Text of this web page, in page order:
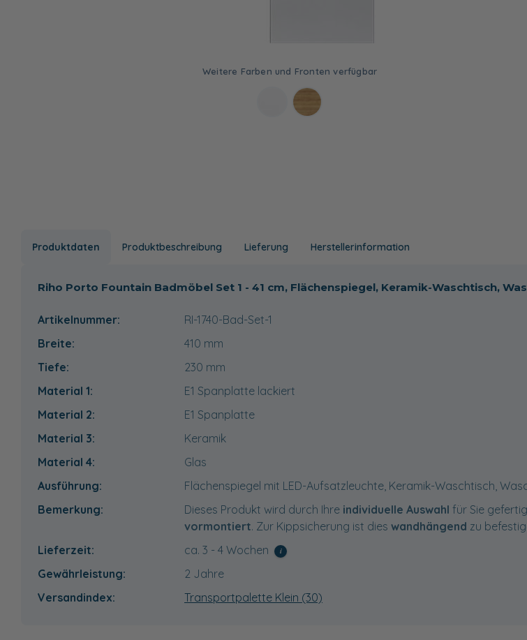
Produktdaten Produktbeschreibung Lieferung Herstellerinformation
Riho Porto Fountain Badmöbel Set 1 - 41 cm, Flächenspiegel, Keramik-Waschtisch,
Artikelnummer:
RI-1740-Bad-Set-1
Breite:
410 mm
Tiefe:
230 mm
Material 1:
E1 Spanplatte lackiert
Material 2:
E1 Spanplatte
Material 3:
Keramik
Material 4:
Glas
Ausführung:
Flächenspiegel mit LED-Aufsatzleuchte, Keramik-Waschtisch,
Bemerkung:
Dieses Produkt wird durch Ihre individuelle Auswahl für Sie
vormontiert. Zur Kippsicherung ist dies wandhängend zu
Lieferzeit:
ca. 3 - 4 Wochen i
Gewährleistung:
2 Jahre
Versandindex:
Transportpalette Klein (30)